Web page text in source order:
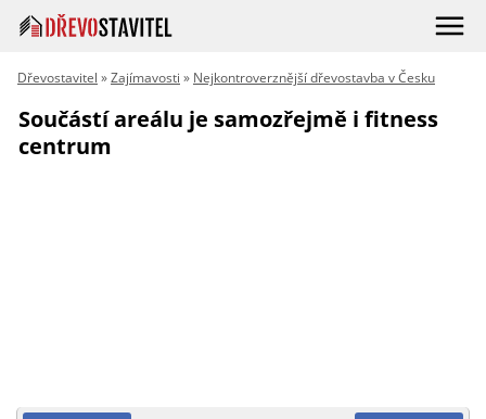
Dřevostavitel »Zajímavosti » Nejkontroverznější dřevostavba v Česku
Součástí areálu je samozřejmě i fitness
centrum